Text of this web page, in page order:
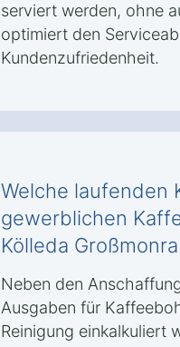
serviert werden, ohne
optimiert den
Kundenzufriedenheit.
Welche laufenden
gewerblichen
Kölleda
Neben den
Ausgaben für
Reinigung einkalkuliert